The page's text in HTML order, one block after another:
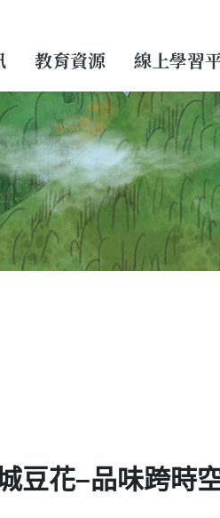
教育資源 線上學習
豆花–品味跨時